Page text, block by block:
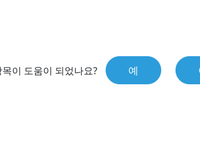
목이 도움이 되었나요? 예